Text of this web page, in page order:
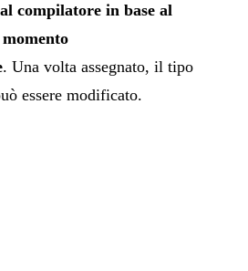
compilatore in base al
. Una volta assegnato, il tipo
essere modificato.